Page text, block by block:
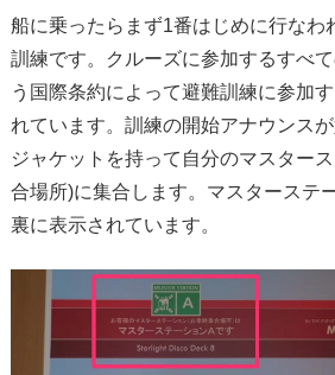
船に乗ったらまず1番はじめに行なわ
訓練です。クルーズに参加するすべ
う国際条約によって避難訓練に参加
れています。訓練の開始アナウンス
ジャケットを持って自分のマスター
合場所)に集合します。マスターステ
裏に表示されています。